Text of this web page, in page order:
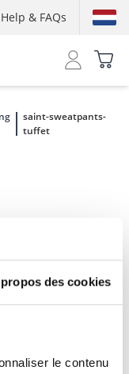
des cookies
le contenu
Help & FAQs
saint-sweatpants-
tuffet